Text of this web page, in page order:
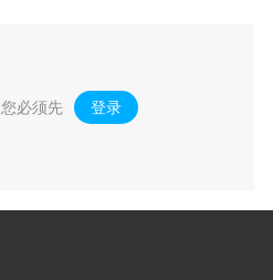
必须先 登录 。